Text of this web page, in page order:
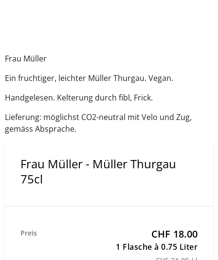
Frau Müller
Ein fruchtiger, leichter Müller Thurgau. Vegan.
Handgelesen. Kelterung durch fibl, Frick.
Lieferung: möglichst CO2-neutral mit Velo und Zug,
gemäss Absprache.
Frau Müller - Müller Thurgau
75cl
Preis CHF 18.00
1 Flasche à 0.75 Liter